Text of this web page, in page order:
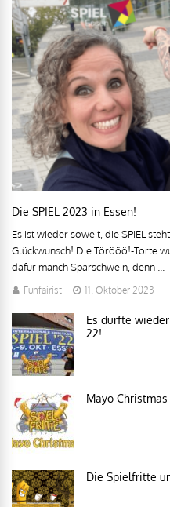
Die SPIEL 2023 in Essen!
Es ist wieder soweit, die SPIEL
Glückwunsch! Die Törööö!-Torte
dafür manch Sparschwein, denn ...
Funfairist 11. Oktober 2023
Es durfte wieder
22!
Mayo
Die Spielfritte